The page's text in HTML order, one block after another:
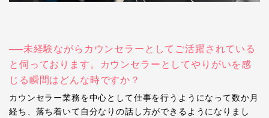
──未経験ながらカウンセラーとしてご活躍されている
と伺っております。カウンセラーとしてやりがいを感
じる瞬間はどんな時ですか？
カウンセラー業務を中心として仕事を行うようになって数か月
経ち、落ち着いて自分なりの話し方ができるようになりまし